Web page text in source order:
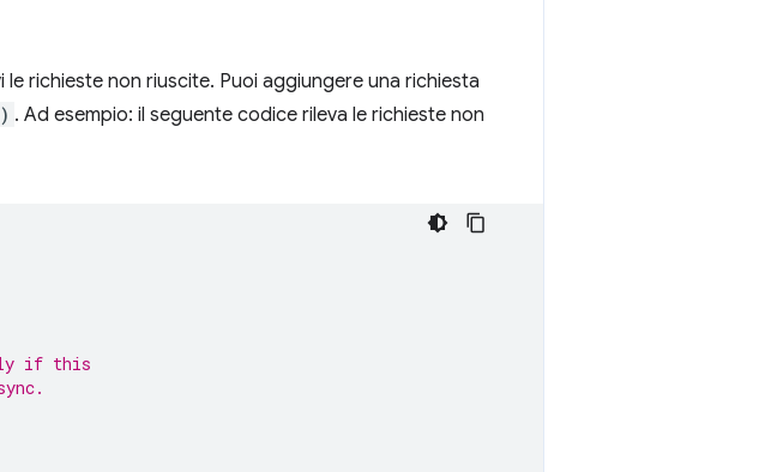
richieste non riuscite. Puoi aggiungere una richiesta
. Ad esempio: il seguente codice rileva le richieste non
if this